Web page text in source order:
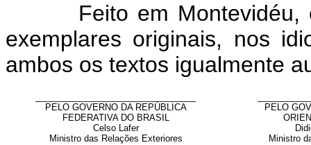
Feito em Montevidéu,
exemplares originais, nos
ambos os textos igualmente
PELO GOVERNO DA REPÚBLICA
FEDERATIVA DO BRASIL
Celso Lafer
Ministro das Relações Exteriores
PELO
Ministro